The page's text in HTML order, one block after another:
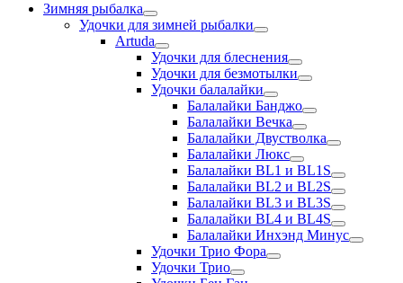
Зимняя рыбалка
Удочки для зимней рыбалки
Artuda
Удочки для блеснения
Удочки для безмотылки
Удочки балалайки
Балалайки Банджо
Балалайки Вечка
Балалайки Двустволка
Балалайки Люкс
Балалайки BL1 и BL1S
Балалайки BL2 и BL2S
Балалайки BL3 и BL3S
Балалайки BL4 и BL4S
Балалайки Инхэнд Минус
Удочки Трио Фора
Удочки Трио